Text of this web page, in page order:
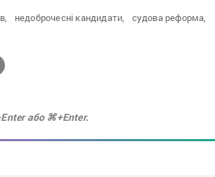
недоброчесні кандидати, судова реформа,
або ⌘+Enter.